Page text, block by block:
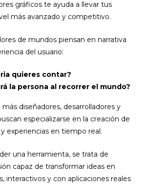
gráficos te ayuda a llevar tus
más avanzado y competitivo.
de mundos piensan en narrativa
del usuario:
quieres contar?
la persona al recorrer el mundo?
más diseñadores, desarrolladores y
especializarse en la creación de
experiencias en tiempo real.
una herramienta, se trata de
capaz de transformar ideas en
interactivos y con aplicaciones reales